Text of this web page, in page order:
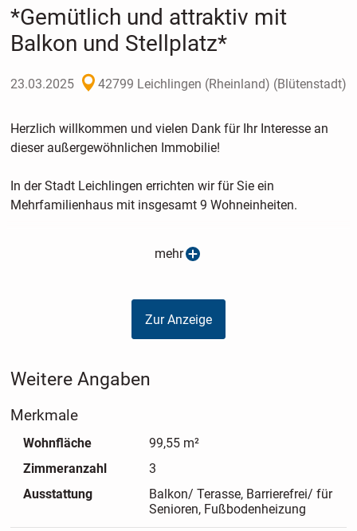
*Gemütlich und attraktiv mit
Balkon und Stellplatz*
23.03.2025 42799 Leichlingen (Rheinland) (Blütenstadt)
Herzlich willkommen und vielen Dank für Ihr Interesse an
dieser außergewöhnlichen Immobilie!
In der Stadt Leichlingen errichten wir für Sie ein
Mehrfamilienhaus mit insgesamt 9 Wohneinheiten.
Es freut uns sehr, Ihnen dieses besondere Objekt näher
vorstellen zu dürfen. In diesem Exposé finden Sie alle
von den vielfältigen Vorzügen und dem einzigartigen
Charakter dieser Immobilie vermitteln.
und der Atmosphäre dieses Objekts inspirieren - vielleicht ist
Investition.
mehr
Zur Anzeige
Weitere Angaben
Merkmale
Wohnfläche
99,55 m²
Zimmeranzahl
3
Ausstattung
Balkon/ Terasse, Barrierefrei/ für
Senioren, Fußbodenheizung